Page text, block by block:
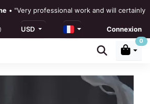
• "Very professional work and will certainly
4.3 •
Douglas
"Excellent service clear
USD Connexion
0